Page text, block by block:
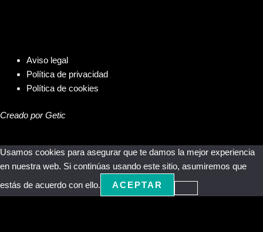
Aviso legal
Política de privacidad
Política de cookies
Creado por Getic
Usamos cookies para asegurar que te damos la mejor experiencia
en nuestra web. Si continúas usando este sitio, asumiremos que
estás de acuerdo con ello.
ACEPTAR